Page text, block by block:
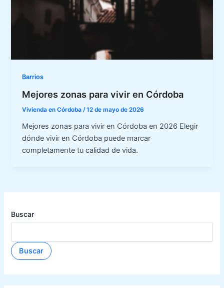
Barrios
Mejores zonas para vivir en Córdoba
Vivienda en Córdoba /12 de mayo de 2026
Mejores zonas para vivir en Córdoba en 2026 Elegir
dónde vivir en Córdoba puede marcar
completamente tu calidad de vida.
Buscar
Buscar